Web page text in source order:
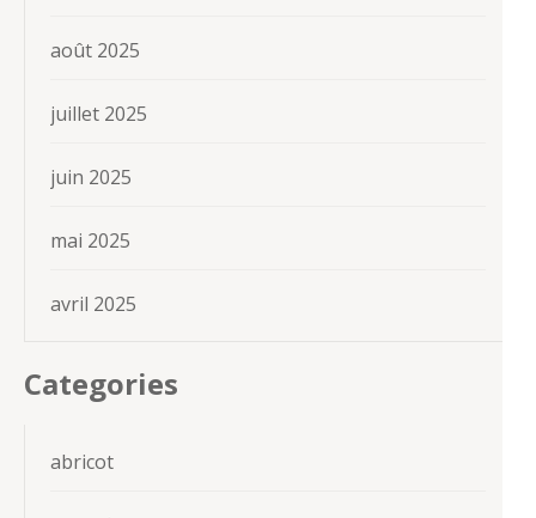
août 2025
juillet 2025
juin 2025
mai 2025
avril 2025
Categories
abricot